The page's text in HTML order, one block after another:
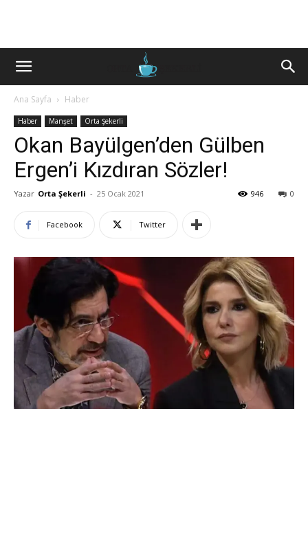
Ana Sayfa Haber
Haber Manşet Orta Şekerli
Okan Bayülgen’den Gülben
Ergen’i Kızdıran Sözler!
Yazar Orta Şekerli - 25 Ocak 2021 0
946
Facebook Twitter